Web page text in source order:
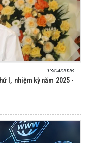
13/04/2026
I, nhiệm kỳ năm 2025 -